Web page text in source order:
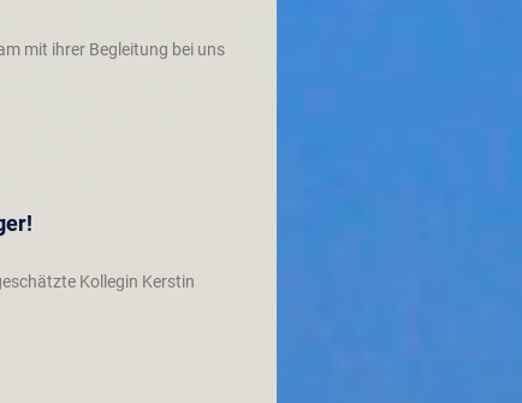
mit ihrer Begleitung bei uns
Kollegin Kerstin